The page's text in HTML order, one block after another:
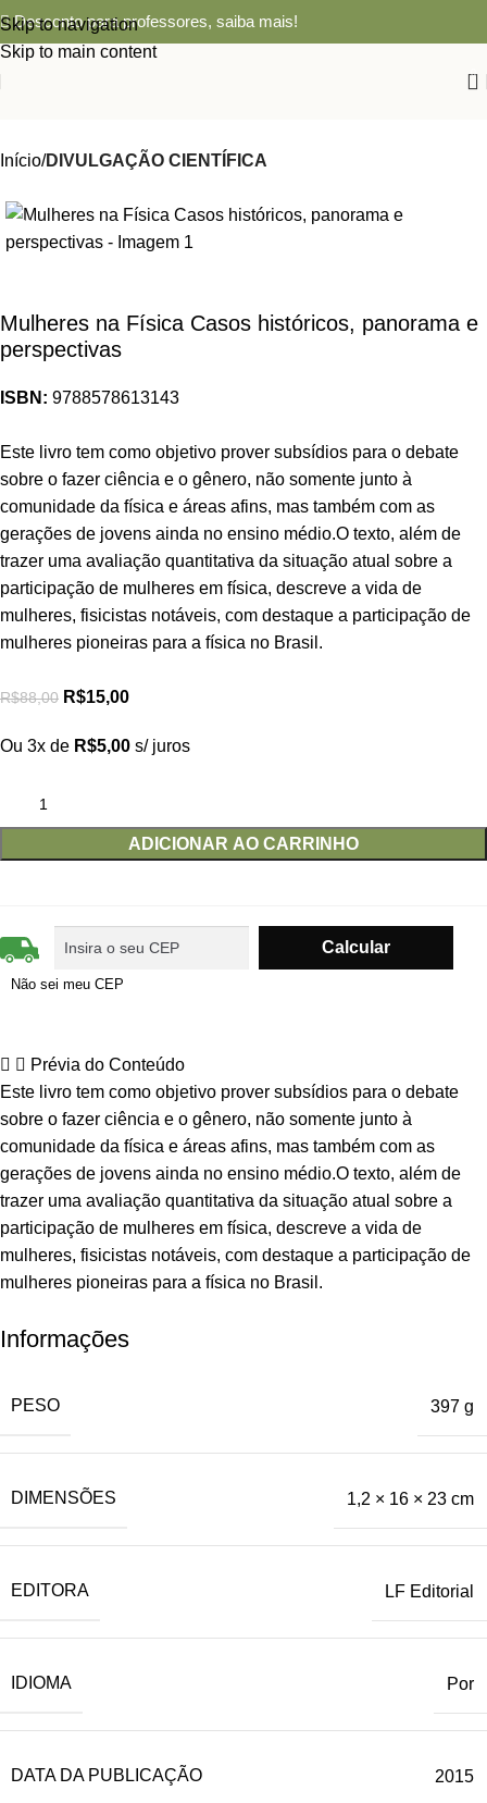
Skip to navigation
Skip to main content
Desconto para professores, saiba mais!
0
Início DIVULGAÇÃO CIENTÍFICA
-83%
Mulheres na Física Casos históricos, panorama e
perspectivas
ISBN: 9788578613143
Este livro tem como objetivo prover subsídios para o debate
sobre o fazer ciência e o gênero, não somente junto à
comunidade da física e áreas afins, mas também com as
gerações de jovens ainda no ensino médio.O texto, além de
trazer uma avaliação quantitativa da situação atual sobre a
participação de mulheres em física, descreve a vida de
mulheres, fisicistas notáveis, com destaque a participação de
mulheres pioneiras para a física no Brasil.
R$88,00 R$15,00
Ou 3x de R$5,00 s/ juros
ADICIONAR AO CARRINHO
Não sei meu CEP
Prévia do Conteúdo
Este livro tem como objetivo prover subsídios para o debate
sobre o fazer ciência e o gênero, não somente junto à
comunidade da física e áreas afins, mas também com as
gerações de jovens ainda no ensino médio.O texto, além de
trazer uma avaliação quantitativa da situação atual sobre a
participação de mulheres em física, descreve a vida de
mulheres, fisicistas notáveis, com destaque a participação de
mulheres pioneiras para a física no Brasil.
Informações
PESO 397 g
DIMENSÕES 1,2 × 16 × 23 cm
EDITORA LF Editorial
IDIOMA Por
DATA DA PUBLICAÇÃO 2015